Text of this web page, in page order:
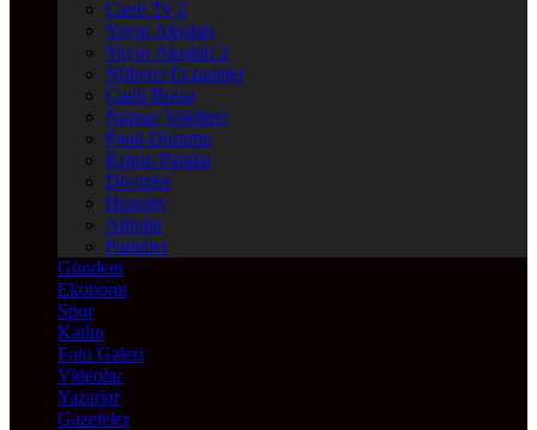
Canlı Tv 2
Yayın Akışları
Yayın Akışları 2
Nöbetçi Eczaneler
Canlı Borsa
Namaz Vakitleri
Puan Durumu
Kripto Paralar
Dövizler
Hisseler
Altınlar
Pariteler
Gündem
Ekonomi
Spor
Kadın
Foto Galeri
Videolar
Yazarlar
Gazeteler